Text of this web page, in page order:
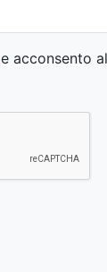
e acconsento